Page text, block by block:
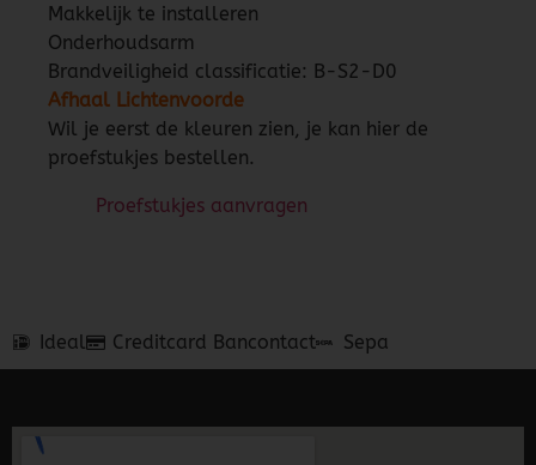
Makkelijk te installeren
Onderhoudsarm
Brandveiligheid classificatie: B-S2-D0
Afhaal Lichtenvoorde
Wil je eerst de kleuren zien, je kan hier de
proefstukjes bestellen.
Proefstukjes aanvragen
Ideal Creditcard Bancontact Sepa